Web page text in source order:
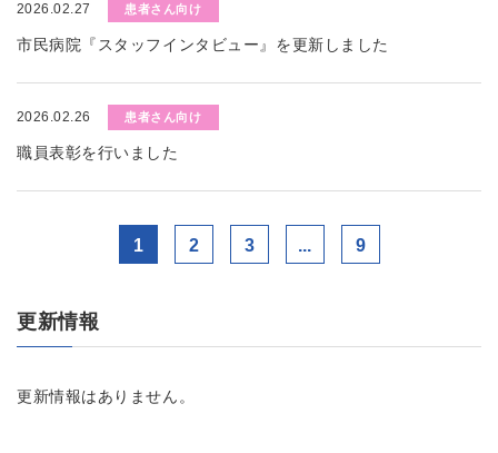
2026.02.27 患者さん向け
市民病院『スタッフインタビュー』を更新しました
2026.02.26 患者さん向け
職員表彰を行いました
1 2 3 ... 9
更新情報
更新情報はありません。